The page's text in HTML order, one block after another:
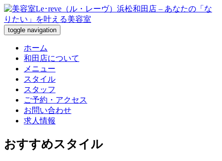
toggle navigation
ホーム
和田店について
メニュー
スタイル
スタッフ
ご予約・アクセス
お問い合わせ
求人情報
おすすめスタイル